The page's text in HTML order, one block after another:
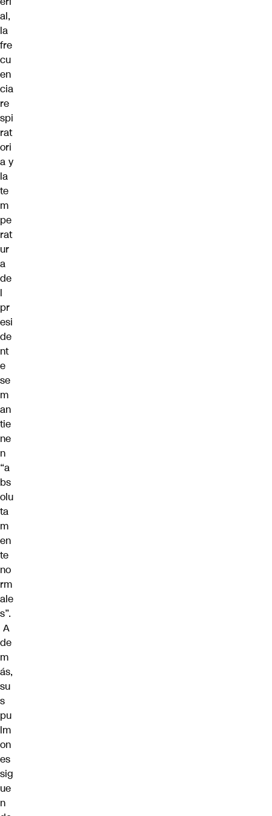
al,
la
fre
cu
en
cia
re
spi
rat
ori
a y
la
te
m
pe
rat
ur
a
de
l
pr
esi
de
nt
e
se
m
an
tie
ne
n
“a
bs
olu
ta
m
en
te
no
rm
ale
s”.
A
de
m
ás,
su
s
pu
lm
on
es
sig
ue
n